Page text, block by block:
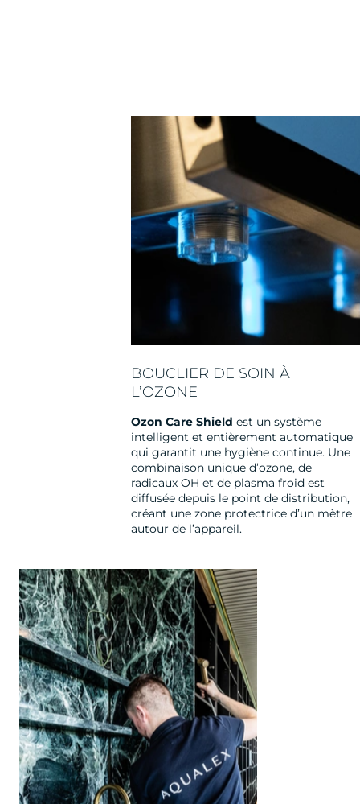
BOUCLIER DE SOIN À
L’OZONE
Ozon Care Shield est un système
intelligent et entièrement automatique
qui garantit une hygiène continue. Une
combinaison unique d’ozone, de
radicaux OH et de plasma froid est
diffusée depuis le point de distribution,
créant une zone protectrice d’un mètre
autour de l’appareil.